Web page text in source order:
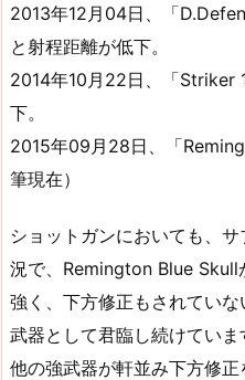
2013年12月04日、「
と射程距離が低下。
2014年10月22日、「Striker
下。
2015年09月28日、「
筆現在）
ショットガンにおいても、
況で、Remington Blue Skull
強く、下方修正もされてい
武器として君臨し続けてい
他の強武器が軒並み下方修